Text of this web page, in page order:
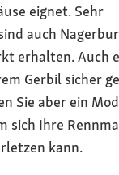
eignet. Sehr
auch
erhalten. Auch
Gerbil sicher
Sie aber ein
sich Ihre
kann.